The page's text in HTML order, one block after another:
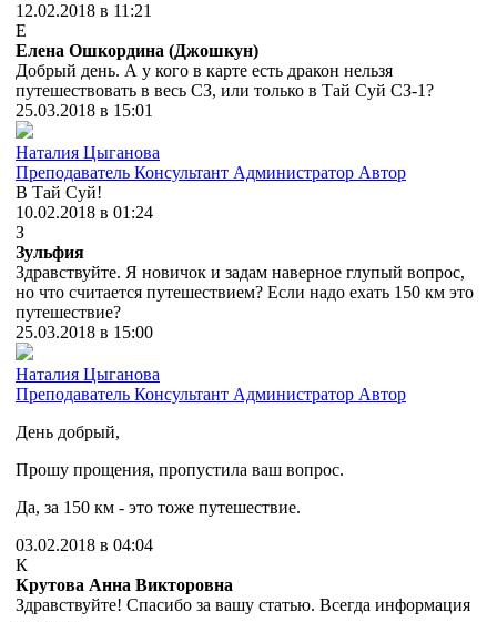
12.02.2018 в 11:21
Е
Елена Ошкордина (Джошкун)
Добрый день. А у кого в карте есть дракон нельзя
путешествовать в весь СЗ, или только в Тай Суй СЗ-1?
25.03.2018 в 15:01
Наталия Цыганова
Преподаватель Консультант Администратор Автор
В Тай Суй!
10.02.2018 в 01:24
З
Зульфия
Здравствуйте. Я новичок и задам наверное глупый вопрос,
но что считается путешествием? Если надо ехать 150 км это
путешествие?
25.03.2018 в 15:00
Наталия Цыганова
Преподаватель Консультант Администратор Автор
День добрый,
Прошу прощения, пропустила ваш вопрос.
Да, за 150 км - это тоже путешествие.
03.02.2018 в 04:04
К
Крутова Анна Викторовна
Здравствуйте! Спасибо за вашу статью. Всегда информация